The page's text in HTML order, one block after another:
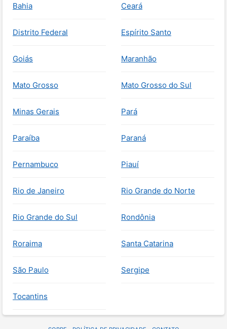
Bahia Ceará
Distrito Federal Espírito Santo
Goiás Maranhão
Mato Grosso Mato Grosso do Sul
Minas Gerais Pará
Paraíba Paraná
Pernambuco Piauí
Rio de Janeiro Rio Grande do Norte
Rio Grande do Sul Rondônia
Roraima Santa Catarina
São Paulo Sergipe
Tocantins